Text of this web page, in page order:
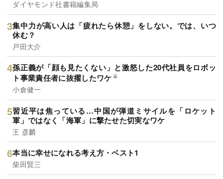
ダイヤモンド社書籍編集局
集中力が高い人は「疲れたら休憩」をしない。では、いつ
休む？
戸田大介
孫正義が「顔も見たくない」と激怒した20代社員をロボッ
ト事業責任者に抜擢したワケ
小倉健一
習近平は焦っている…中国が弾道ミサイルを「ロケット
軍」ではなく「海軍」に撃たせた切実なワケ
王 彦麟
本当に幸せになれる考え方・ベスト1
柴田賢三